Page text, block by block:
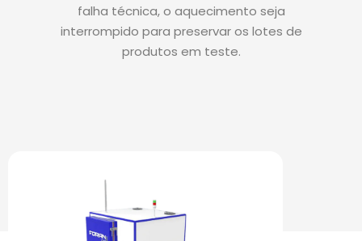
falha técnica, o aquecimento seja
interrompido para preservar os lotes de
produtos em teste.
PRODUTOS DE DESTAQUE: